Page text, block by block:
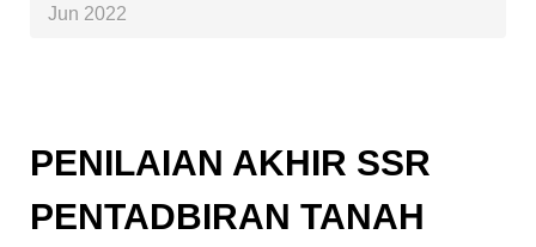
Jun 2022
PENILAIAN AKHIR SSR
PENTADBIRAN TANAH